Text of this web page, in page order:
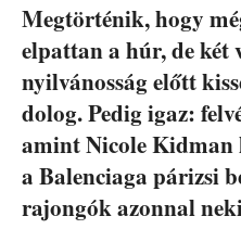
Megtörténik, hogy
elpattan a húr, de két
nyilvánosság előtt
dolog. Pedig igaz:
amint Nicole Kidman
a Balenciaga párizsi
rajongók azonnal